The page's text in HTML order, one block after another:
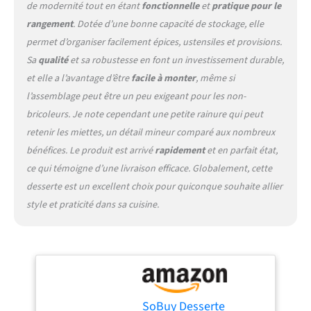
75 kg. Livraison en deux
colis : colis A et colis B. Avec
la Facture. La commande
passée avant le 14H00, sera
expédiée le jour même.
de modernité tout en étantfonctionnelleetpratique pour le
rangement. Dotée d’une bonne capacité de stockage, elle
permet d’organiser facilement épices, ustensiles et provisions.
Saqualitéet sa robustesse en font un investissement durable,
et elle a l’avantage d’êtrefacile à monter, même si
l’assemblage peut être un peu exigeant pour les non-
bricoleurs. Je note cependant une petite rainure qui peut
retenir les miettes, un détail mineur comparé aux nombreux
bénéfices. Le produit est arrivérapidementet en parfait état,
ce qui témoigne d’une livraison efficace. Globalement, cette
desserte est un excellent choix pour quiconque souhaite allier
style et praticité dans sa cuisine.
SoBuy Desserte